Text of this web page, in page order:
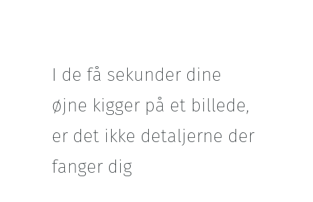
I de få sekunder dine
øjne kigger på et billede,
er det ikke detaljerne der
fanger dig